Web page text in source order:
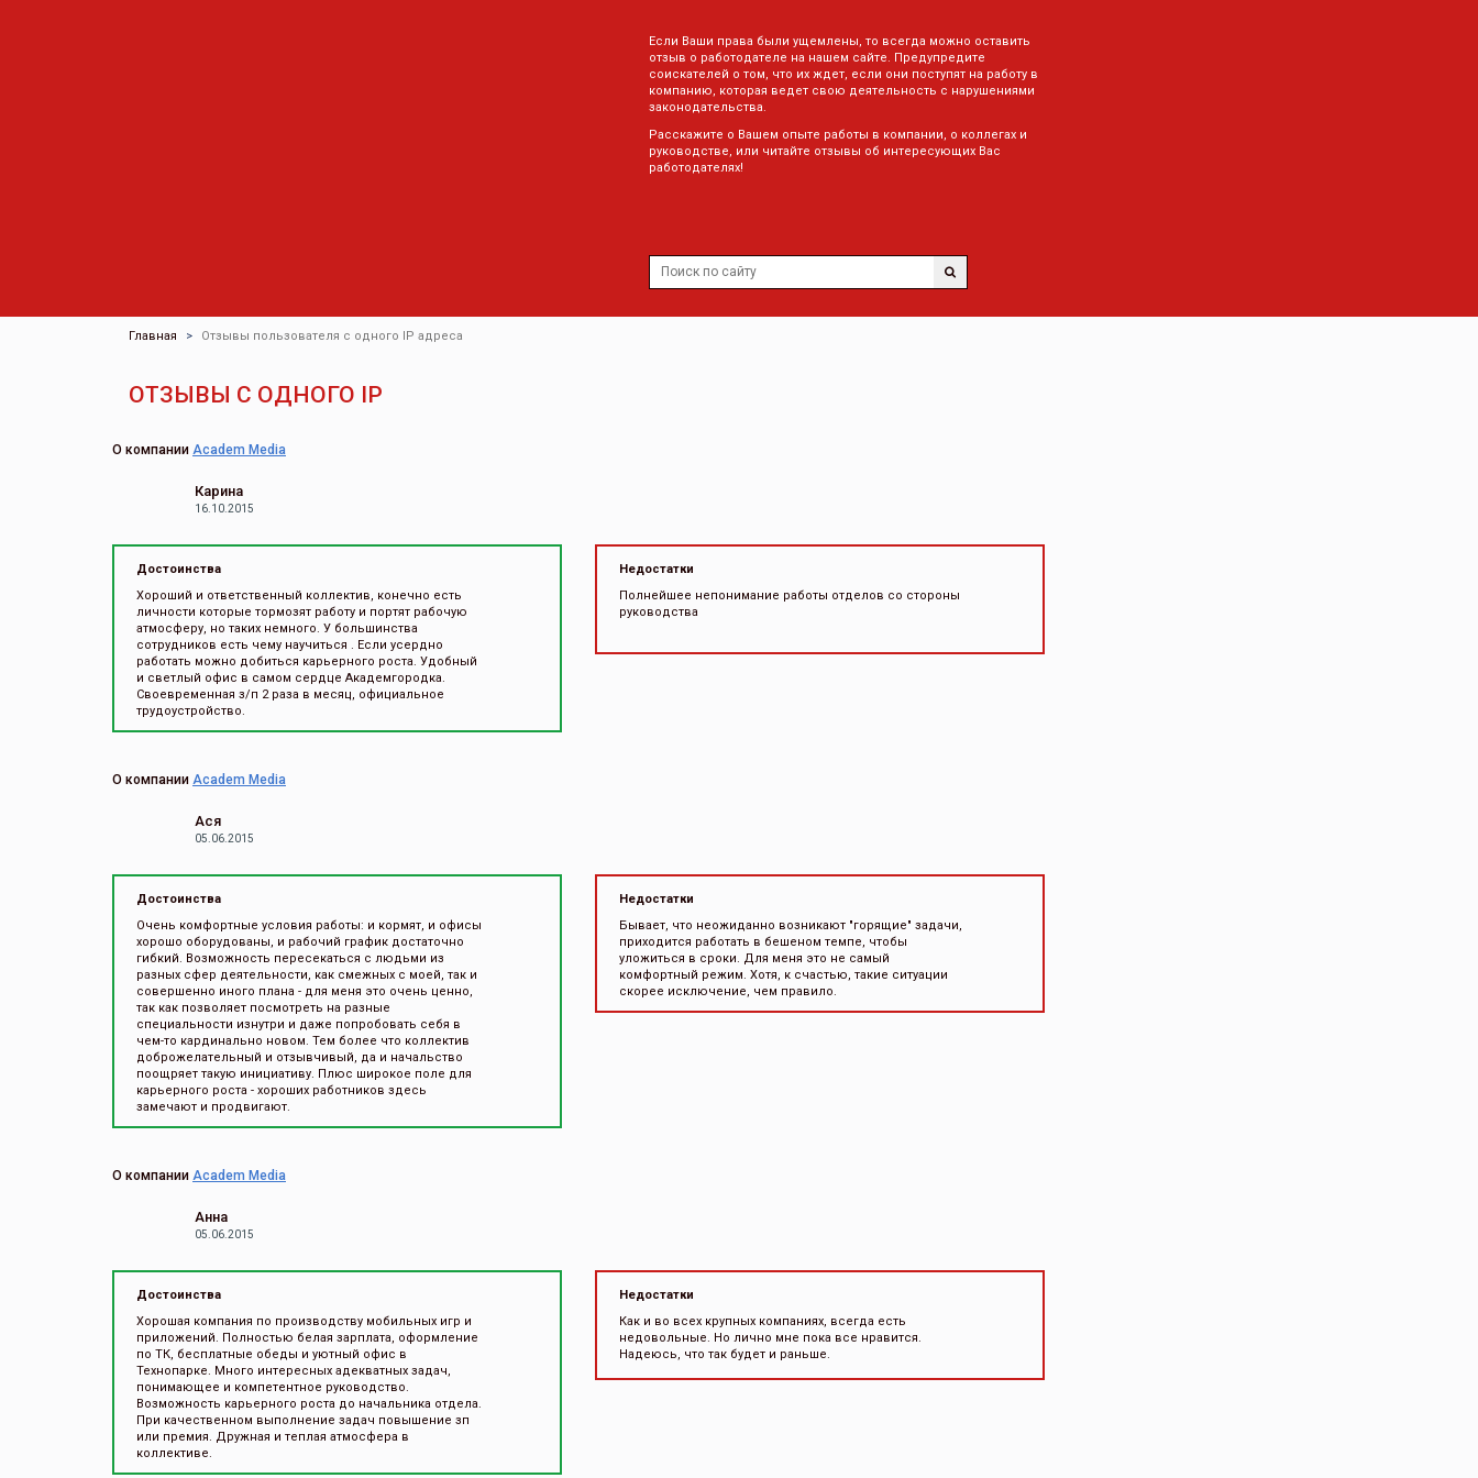
Если Ваши права были ущемлены, то всегда можно оставить
отзыв о работодателе на нашем сайте. Предупредите
соискателей о том, что их ждет, если они поступят на работу в
компанию, которая ведет свою деятельность с нарушениями
законодательства.
Расскажите о Вашем опыте работы в компании, о коллегах и
руководстве, или читайте отзывы об интересующих Вас
работодателях!
Главная Отзывы пользователя с одного IP адреса
ОТЗЫВЫ С ОДНОГО IP
О компании Academ Media
Карина
16.10.2015
Достоинства
Хороший и ответственный коллектив, конечно есть
личности которые тормозят работу и портят рабочую
атмосферу, но таких немного. У большинства
сотрудников есть чему научиться . Если усердно
работать можно добиться карьерного роста. Удобный
и светлый офис в самом сердце Академгородка.
Своевременная з/п 2 раза в месяц, официальное
трудоустройство.
Недостатки
Полнейшее непонимание работы отделов со стороны
руководства
О компании Academ Media
Ася
05.06.2015
Достоинства
Очень комфортные условия работы: и кормят, и офисы
хорошо оборудованы, и рабочий график достаточно
гибкий. Возможность пересекаться с людьми из
разных сфер деятельности, как смежных с моей, так и
совершенно иного плана - для меня это очень ценно,
так как позволяет посмотреть на разные
специальности изнутри и даже попробовать себя в
чем-то кардинально новом. Тем более что коллектив
доброжелательный и отзывчивый, да и начальство
поощряет такую инициативу. Плюс широкое поле для
карьерного роста - хороших работников здесь
замечают и продвигают.
Недостатки
Бывает, что неожиданно возникают "горящие" задачи,
приходится работать в бешеном темпе, чтобы
уложиться в сроки. Для меня это не самый
комфортный режим. Хотя, к счастью, такие ситуации
скорее исключение, чем правило.
О компании Academ Media
Анна
05.06.2015
Достоинства
Хорошая компания по производству мобильных игр и
приложений. Полностью белая зарплата, оформление
по ТК, бесплатные обеды и уютный офис в
Технопарке. Много интересных адекватных задач,
понимающее и компетентное руководство.
Возможность карьерного роста до начальника отдела.
При качественном выполнение задач повышение зп
или премия. Дружная и теплая атмосфера в
коллективе.
Недостатки
Как и во всех крупных компаниях, всегда есть
недовольные. Но лично мне пока все нравится.
Надеюсь, что так будет и раньше.